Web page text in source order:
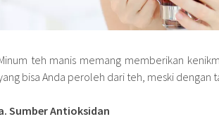
teh manis memang memberikan
bisa Anda peroleh dari teh, meski dengan
Sumber Antioksidan